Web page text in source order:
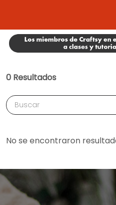
0 Resultados
Buscar
No se encontraron